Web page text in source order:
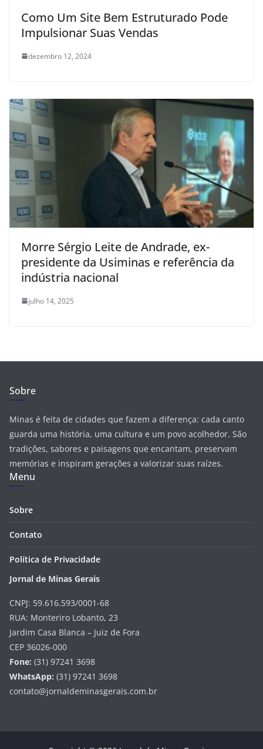
Como Um Site Bem Estruturado Pode
Impulsionar Suas Vendas
dezembro 12, 2024
Morre Sérgio Leite de Andrade, ex-
presidente da Usiminas e referência da
indústria nacional
julho 14, 2025
Sobre
Minas é feita de cidades que fazem a diferença: cada canto
guarda uma história, uma cultura e um povo acolhedor. São
tradições, sabores e paisagens que encantam, preservam
memórias e inspiram gerações a valorizar suas raízes.
Menu
Sobre
Contato
Política de Privacidade
Jornal de Minas Gerais
CNPJ: 59.616.593/0001-68
RUA: Monteriro Lobanto, 23
Jardim Casa Blanca – Juiz de Fora
CEP 36026-000
Fone: (31) 97241 3698
WhatsApp: (31) 97241 3698
contato@jornaldeminasgerais.com.br